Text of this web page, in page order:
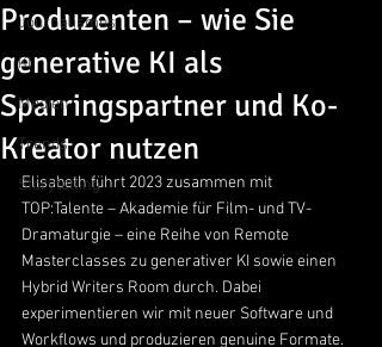
Journalismus
KI
Medien
Trends
Storytelling
Produzenten – wie Sie
generative KI als
Sparringspartner und Ko-
Kreator nutzen
Elisabeth führt 2023 zusammen mit
TOP:Talente – Akademie für Film- und TV-
Dramaturgie – eine Reihe von Remote
Masterclasses zu generativer KI sowie einen
Hybrid Writers Room durch. Dabei
experimentieren wir mit neuer Software und
Workflows und produzieren genuine Formate.